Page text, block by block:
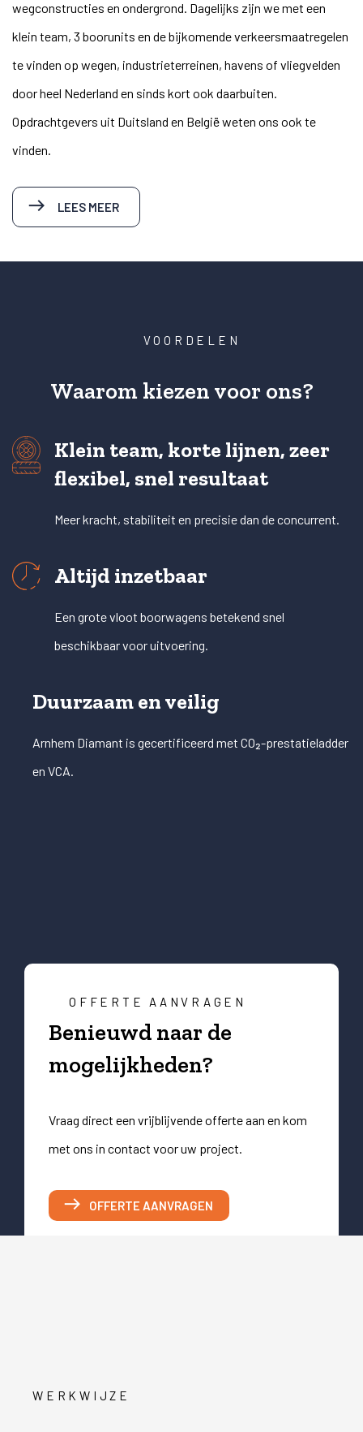
wegconstructies en ondergrond. Dagelijks zijn we met een
klein team, 3 boorunits en de bijkomende verkeersmaatregelen
te vinden op wegen, industrieterreinen, havens of vliegvelden
door heel Nederland en sinds kort ook daarbuiten.
Opdrachtgevers uit Duitsland en België weten ons ook te
vinden.
LEES MEER
VOORDELEN
Waarom kiezen voor ons?
Klein team, korte lijnen, zeer
flexibel, snel resultaat
Meer kracht, stabiliteit en precisie dan de concurrent.
Altijd inzetbaar
Een grote vloot boorwagens betekend snel
beschikbaar voor uitvoering.
Duurzaam en veilig
Arnhem Diamant is gecertificeerd met CO₂-prestatieladder
en VCA.
OFFERTE AANVRAGEN
Benieuwd naar de
mogelijkheden?
Vraag direct een vrijblijvende offerte aan en kom
met ons in contact voor uw project.
OFFERTE AANVRAGEN
WERKWIJZE